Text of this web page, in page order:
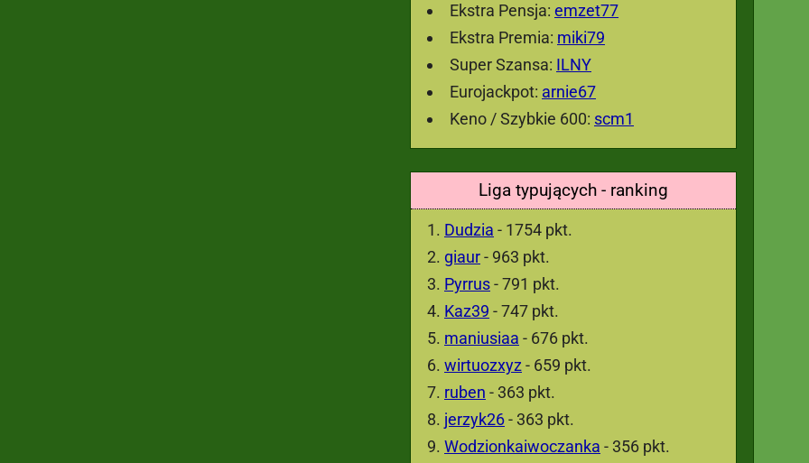
Ekstra Pensja: emzet77
Ekstra Premia: miki79
Super Szansa: ILNY
Eurojackpot: arnie67
Keno / Szybkie 600: scm1
Liga typujących - ranking
Dudzia - 1754 pkt.
giaur- 963 pkt.
Pyrrus- 791 pkt.
Kaz39 - 747 pkt.
maniusiaa - 676 pkt.
wirtuozxyz - 659 pkt.
ruben - 363 pkt.
jerzyk26- 363 pkt.
Wodzionkaiwoczanka - 356 pkt.